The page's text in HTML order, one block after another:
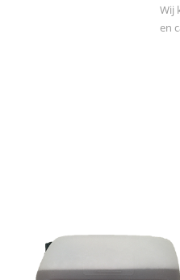
Wij
en